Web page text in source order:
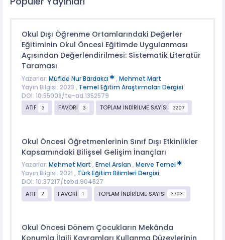
Okul Dışı Öğrenme Ortamlarındaki Değerler
Eğitiminin Okul Öncesi Eğitimde Uygulanması
Açısından Değerlendirilmesi: Sistematik Literatür
Taraması
Yazarlar: Müfide Nur Bardakcı , Mehmet Mart
Yayın Bilgisi: 2023 , Temel Eğitim Araştırmaları Dergisi
DOI: 10.55008/te-ad.1352579
ATIF
3 FAVORİ 3 TOPLAM İNDİRİLME SAYISI 3207
Okul Öncesi Öğretmenlerinin Sınıf Dışı Etkinlikler
Kapsamındaki Bilişsel Gelişim İnançları
Yazarlar: Mehmet Mart , Emel Arslan , Merve Temel
Yayın Bilgisi: 2021 , Türk Eğitim Bilimleri Dergisi
DOI: 10.37217/tebd.904527
ATIF
2 FAVORİ 1 TOPLAM İNDİRİLME SAYISI 3703
Okul Öncesi Dönem Çocukların Mekânda
Konumla İlgili Kavramları Kullanma Düzeylerinin